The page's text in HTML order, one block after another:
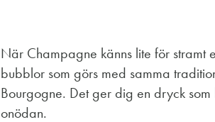
När Champagne känns lite för stramt
bubblor som görs med samma
Bourgogne. Det ger dig en dryck
onödan.